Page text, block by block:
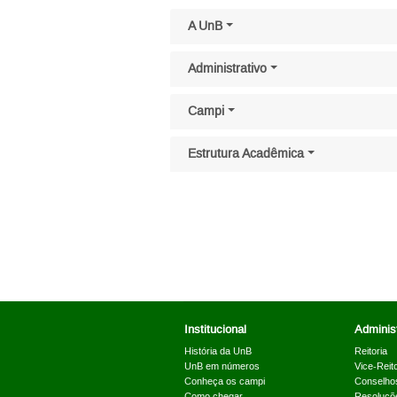
A UnB
Administrativo
Campi
Estrutura Acadêmica
Institucional
História da UnB
UnB em números
Conheça os campi
Reitoria
Vice-